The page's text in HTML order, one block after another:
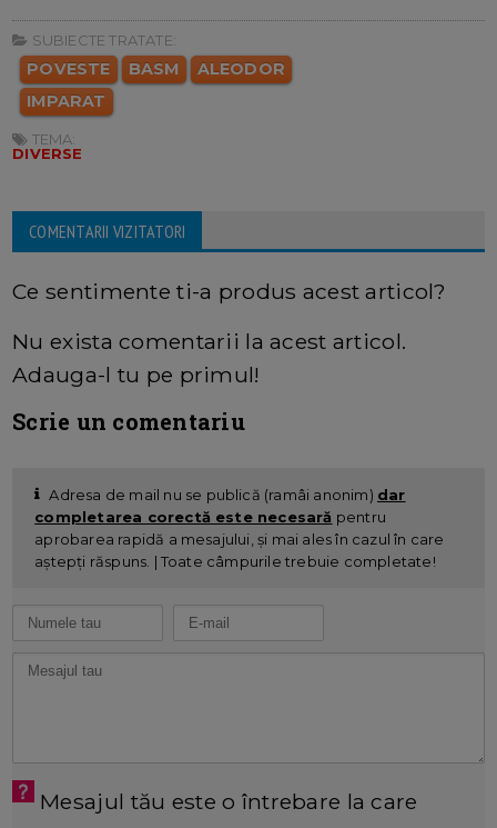
SUBIECTE TRATATE:
POVESTE BASM
ALEODOR
IMPARAT
TEMA:
DIVERSE
COMENTARII VIZITATORI
Ce sentimente ti-a produs acest articol?
Nu exista comentarii la acest articol.
Adauga-l tu pe primul!
Scrie un comentariu
Adresa de mail nu se publică (ramâi anonim) dar
completarea corectă este necesară pentru
aprobarea rapidă a mesajului, și mai ales în cazul în care
aștepți răspuns. | Toate câmpurile trebuie completate!
Mesajul tău este o întrebare la care